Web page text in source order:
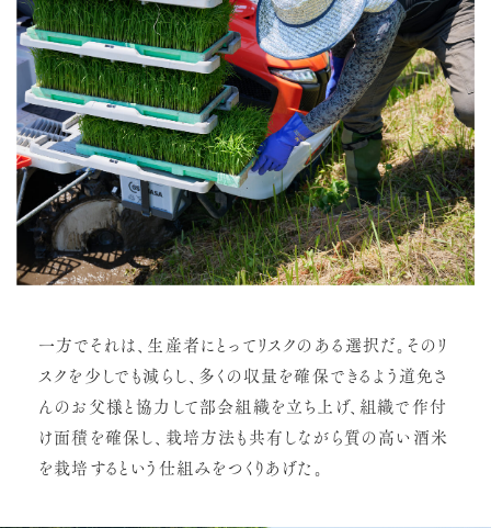
一方でそれは、生産者にとってリスクのある選択だ。そのリ
スクを少しでも減らし、多くの収量を確保できるよう道免さ
んのお父様と協力して部会組織を立ち上げ、組織で作付
け面積を確保し、栽培方法も共有しながら質の高い酒米
を栽培するという仕組みをつくりあげた。